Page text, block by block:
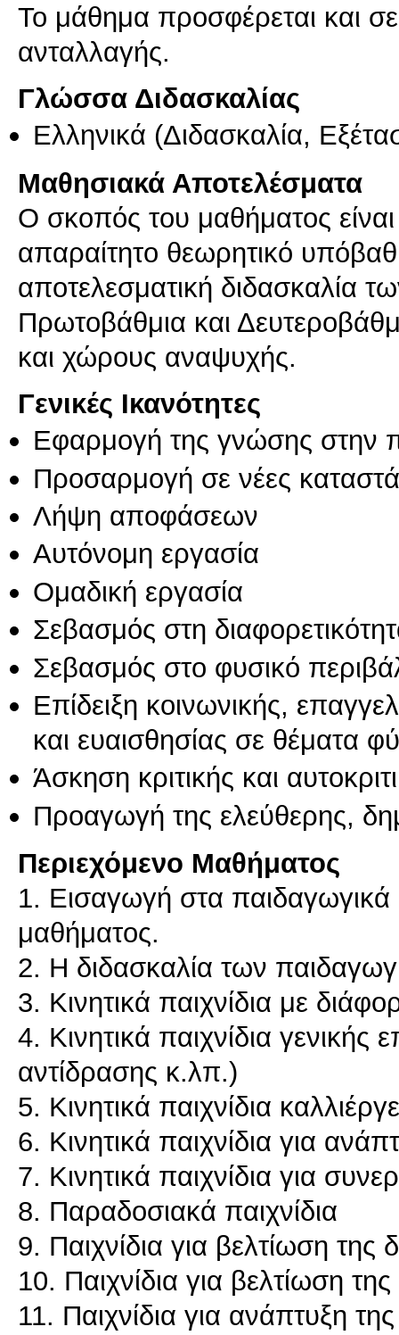
Το μάθημα προσφέρεται και
ανταλλαγής.
Γλώσσα Διδασκαλίας
Ελληνικά (Διδασκαλία,
Μαθησιακά Αποτελέσματα
Ο σκοπός του μαθήματος είναι
απαραίτητο θεωρητικό
αποτελεσματική διδασκαλία
Πρωτοβάθμια και
και χώρους αναψυχής.
Γενικές Ικανότητες
Εφαρμογή της γνώσης στην
Προσαρμογή σε νέες
Λήψη αποφάσεων
Αυτόνομη εργασία
Ομαδική εργασία
Σεβασμός στη
Σεβασμός στο φυσικό
Επίδειξη κοινωνικής,
και ευαισθησίας σε θέματα
Άσκηση κριτικής και
Προαγωγή της ελεύθερης,
Περιεχόμενο Μαθήματος
1. Εισαγωγή στα παιδαγωγικά
μαθήματος.
2. Η διδασκαλία των
3. Κινητικά παιχνίδια με
4. Κινητικά παιχνίδια γενικής
αντίδρασης κ.λπ.)
5. Κινητικά παιχνίδια
6. Κινητικά παιχνίδια για
7. Κινητικά παιχνίδια για
8. Παραδοσιακά παιχνίδια
9. Παιχνίδια για βελτίωση της
10. Παιχνίδια για βελτίωση
11. Παιχνίδια για ανάπτυξη